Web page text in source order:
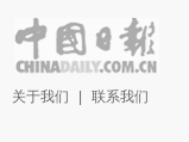
关于我们 联系我们